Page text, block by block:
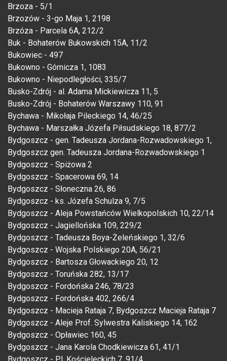
Brzoza - 5/1
Brzozów - 3-go Maja 1, 2198
Brzóza - Parcela 6A, 212/2
Buk - Bohaterów Bukowskich 15A, 11/2
Bukowiec - 497
Bukowno - Górnicza 1, 1083
Bukowno - Niepodległości, 335/7
Busko-Zdrój - al. Adama Mickiewicza 11, 5
Busko-Zdrój - Bohaterów Warszawy 110, 91
Bychawa - Mikołaja Pileckiego 14, 46/25
Bychawa - Marszałka Józefa Piłsudskiego 18, 877/2
Bydgoszcz - gen. Tadeusza Jordana-Rozwadowskiego 1,
Bydgoszcz gen. Tadeusza Jordana-Rozwadowskiego 1
Bydgoszcz - Spiżowa 2
Bydgoszcz - Spacerowa 69, 14
Bydgoszcz - Słoneczna 26, 86
Bydgoszcz - ks. Józefa Schulza 9, 7/5
Bydgoszcz - Aleja Powstańców Wielkopolskich 10, 22/14
Bydgoszcz - Jagiellońska 109, 229/2
Bydgoszcz - Tadeusza Boya-Żeleńskiego 1, 32/6
Bydgoszcz - Wojska Polskiego 20A, 56/21
Bydgoszcz - Bartosza Głowackiego 20, 12
Bydgoszcz - Toruńska 282, 13/17
Bydgoszcz - Fordońska 246, 78/23
Bydgoszcz - Fordońska 402, 266/4
Bydgoszcz - Macieja Rataja 7, Bydgoszcz Macieja Rataja 7
Bydgoszcz - Aleje Prof. Sylwestra Kaliskiego 14, 162
Bydgoszcz - Opławiec 160, 45
Bydgoszcz - Jana Karola Chodkiewicza 61, 41/1